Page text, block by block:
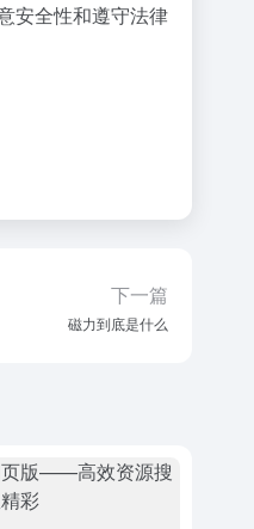
安全性和遵守法律
下一篇
磁力到底是什么